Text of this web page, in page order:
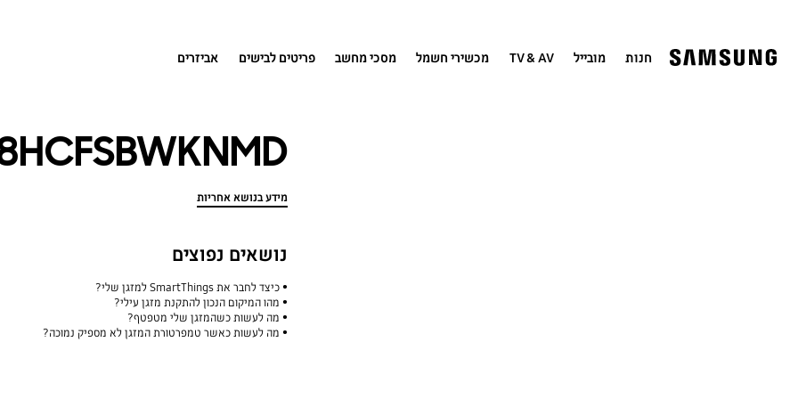
חנות מובייל TV & AV מכשירי חשמל מסכי מחשב פריטים לבישים אביזרים
מידע בנושא אחריות
נושאים נפוצים
כיצד לחבר את SmartThings למזגן שלי?
מהו המיקום הנכון להתקנת מזגן עילי?
מה לעשות כשהמזגן שלי מטפטף?
מה לעשות כאשר טמפרטורת המזגן לא מספיק נמוכה?